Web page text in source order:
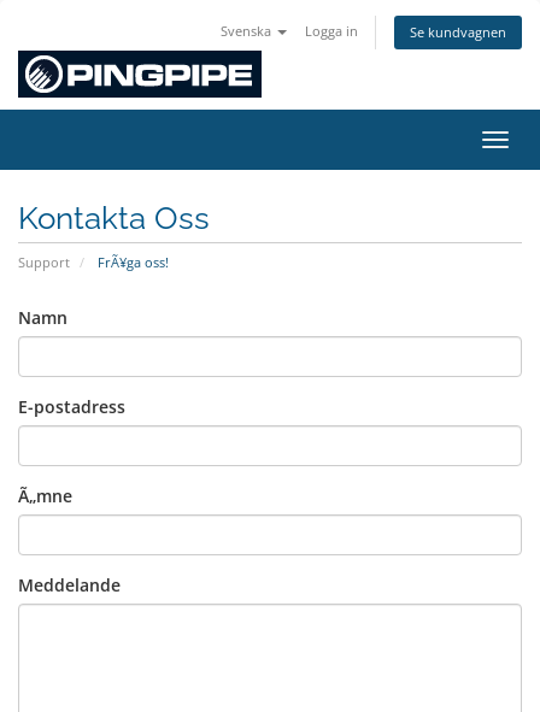
Svenska Logga in Se kundvagnen
Kontakta Oss
Support FrÃ¥ga oss!
Namn
E-postadress
Ã„mne
Meddelande